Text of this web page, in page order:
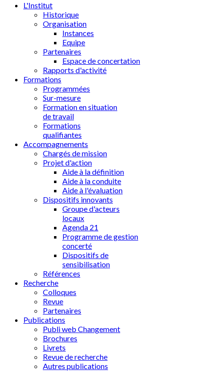
L'Institut
Historique
Organisation
Instances
Equipe
Partenaires
Espace de concertation
Rapports d'activité
Formations
Programmées
Sur-mesure
Formation en situation
de travail
Formations
qualifiantes
Accompagnements
Chargés de mission
Projet d'action
Aide à la définition
Aide à la conduite
Aide à l'évaluation
Dispositifs innovants
Groupe d'acteurs
locaux
Agenda 21
Programme de gestion
concerté
Dispositifs de
sensibilisation
Références
Recherche
Colloques
Revue
Partenaires
Publications
Publi web Changement
Brochures
Livrets
Revue de recherche
Autres publications